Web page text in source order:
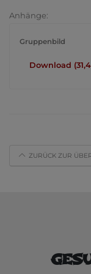
Anhänge:
Gruppenbild
Download
ZURÜCK ZUR